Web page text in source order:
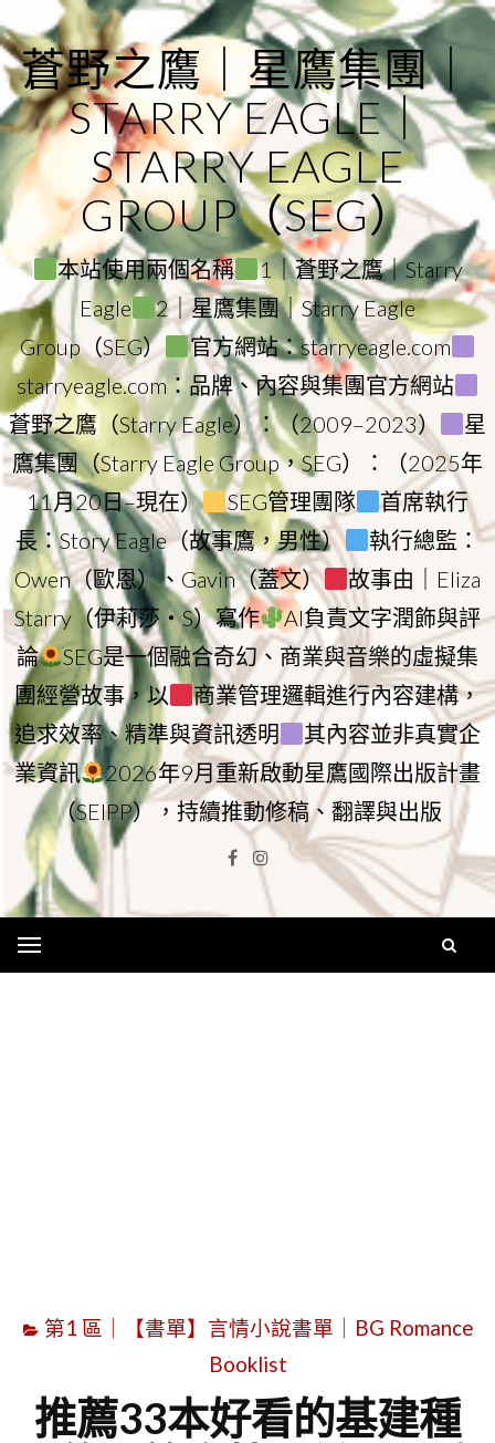
to
content
蒼野之鷹｜星鷹集團｜
STARRY EAGLE｜
STARRY EAGLE
GROUP（SEG）
本站使用兩個名稱
1｜蒼野之鷹｜Starry
Eagle
2｜星鷹集團｜Starry Eagle
Group（SEG）
官方網站：starryeagle.com
starryeagle.com：品牌、內容與集團官方網站
蒼野之鷹（Starry Eagle）：（2009–2023）
星
鷹集團（Starry Eagle Group，SEG）：（2025年
11月20日–現在）
SEG管理團隊
首席執行
長：Story Eagle（故事鷹，男性）
執行總監：
Owen（歐恩）、Gavin（蓋文）
故事由｜Eliza
Starry（伊莉莎・S）寫作
AI負責文字潤飾與評
論
SEG是一個融合奇幻、商業與音樂的虛擬集
團經營故事，以
商業管理邏輯進行內容建構，
追求效率、精準與資訊透明
其內容並非真實企
業資訊
2026年9月重新啟動星鷹國際出版計畫
（SEIPP），持續推動修稿、翻譯與出版
Facebook
Instagram
第1 區｜【書單】言情小說書單｜BG Romance
Booklist
推薦33本好看的基建種